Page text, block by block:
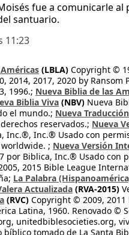
fue a comunicarle
santuario.
11:23
(LBLA) Copyright ©
2014, 2017, 2020 by
1996.; Nueva Biblia de las
Biblia Viva (NBV) Nueva
el mundo.; Nueva
reservados.; Nueva
Inc.®, Inc.® Usado con
; Nueva Versión
por Biblica, Inc.® Usado
2015 Bible League
La Palabra
Actualizada (RVA-2015)
(RVC) Copyright © 2009, 2011
Latina, 1960. Renovado ©
unitedbiblesocieties.org,
bíblico tomado de La Santa